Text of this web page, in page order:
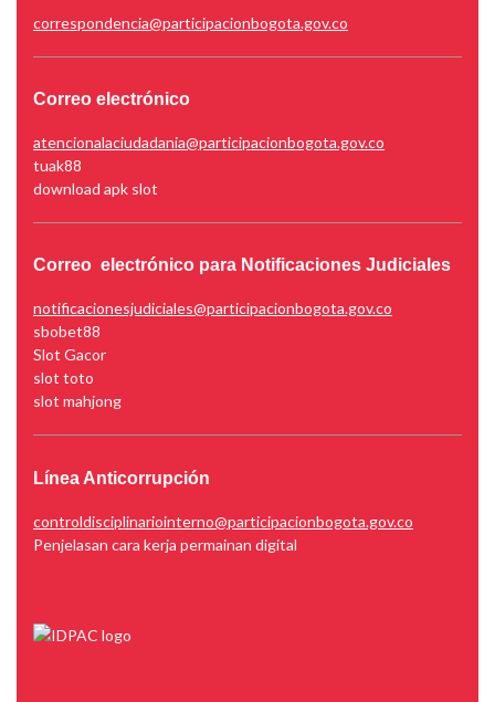
correspondencia@participacionbogota.gov.co
Correo electrónico
atencionalaciudadania@participacionbogota.gov.co
tuak88
download apk slot
Correo electrónico para Notificaciones Judiciales
notificacionesjudiciales@participacionbogota.gov.co
sbobet88
Slot Gacor
slot toto
slot mahjong
Línea Anticorrupción
controldisciplinariointerno@participacionbogota.gov.co
Penjelasan cara kerja permainan digital